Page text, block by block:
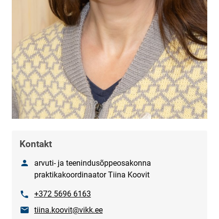
Kontakt
Nimetusarvuti- ja teenindusõppeosakonna
praktikakoordinaator Tiina Koovit
Phone+372 5696 6163
E-mailtiina.koovit@vikk.ee